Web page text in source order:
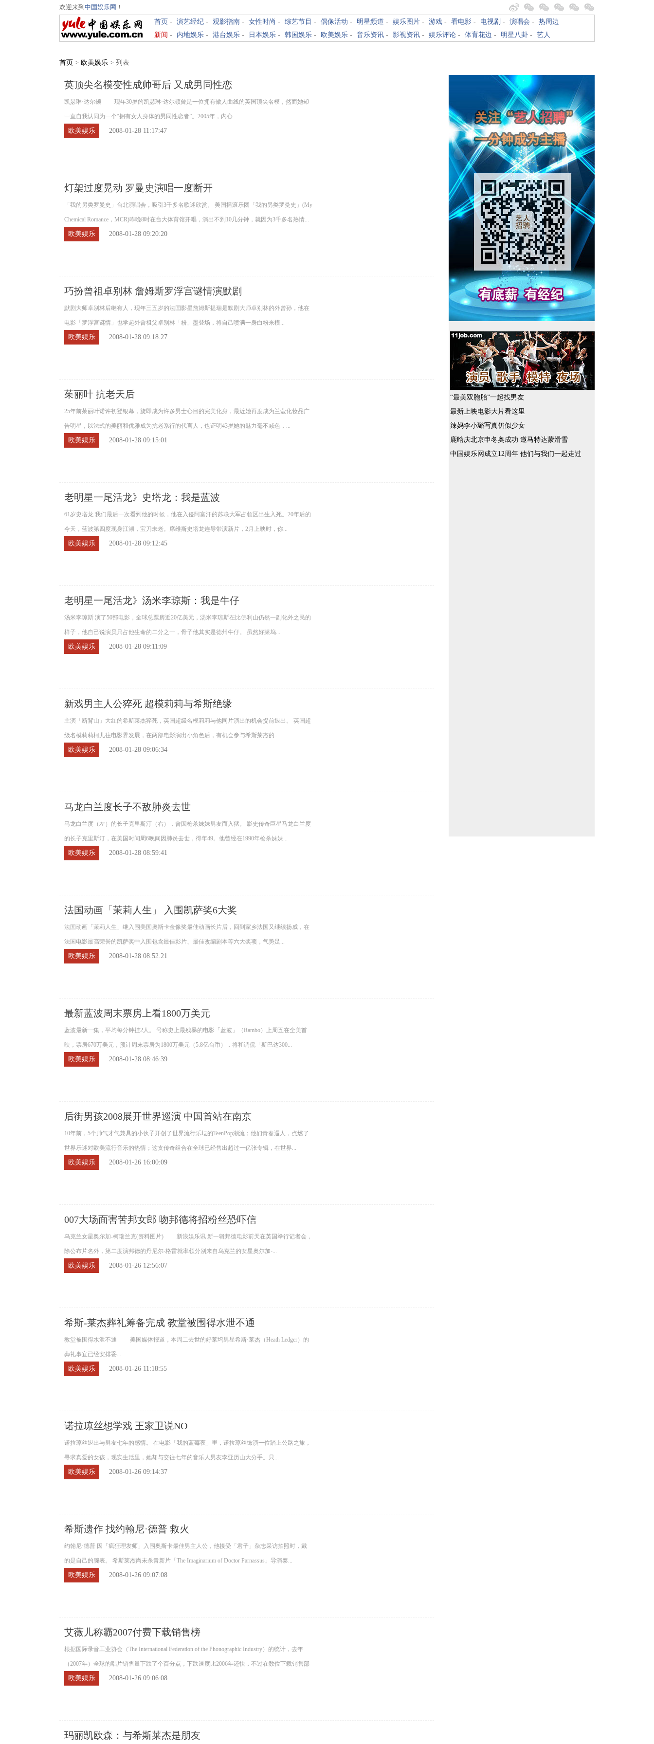
欢迎来到 中国娱乐网 ！
首页 - 演艺经纪 - 观影指南 - 女性时尚 - 综艺节目 - 偶像活动 - 明星频道 - 娱乐图片 - 游戏 - 看电影 - 电视剧 - 演唱会 - 热周边
新闻 - 内地娱乐 - 港台娱乐 - 日本娱乐 - 韩国娱乐 - 欧美娱乐 - 音乐资讯 - 影视资讯 - 娱乐评论 - 体育花边 - 明星八卦 - 艺人
首页 > 欧美娱乐 > 列表
英顶尖名模变性成帅哥后 又成男同性恋
凯瑟琳·达尔顿 现年30岁的凯瑟琳·达尔顿曾是一位拥有傲人曲线的英国顶尖名模，然而她却
一直自我认同为一个“拥有女人身体的男同性恋者”。2005年，内心...
欧美娱乐 2008-01-28 11:17:47
灯架过度晃动 罗曼史演唱一度断开
「我的另类罗曼史」台北演唱会，吸引3千多名歌迷欣赏。 美国摇滚乐团「我的另类罗曼史」(My
Chemical Romance，MCR)昨晚8时在台大体育馆开唱，演出不到10几分钟，就因为3千多名热情...
欧美娱乐 2008-01-28 09:20:20
巧扮曾祖卓别林 詹姆斯罗浮宫谜情演默剧
默剧大师卓别林后继有人，现年三五岁的法国影星詹姆斯提瑞是默剧大师卓别林的外曾孙，他在
电影「罗浮宫谜情」也学起外曾祖父卓别林「粉」墨登场，将自己喷满一身白粉来模...
欧美娱乐 2008-01-28 09:18:27
茱丽叶 抗老天后
25年前茱丽叶诺许初登银幕，旋即成为许多男士心目的完美化身，最近她再度成为兰蔻化妆品广
告明星，以法式的美丽和优雅成为抗老系行的代言人，也证明43岁她的魅力毫不减色，...
欧美娱乐 2008-01-28 09:15:01
老明星一尾活龙》史塔龙：我是蓝波
61岁史塔龙 我们最后一次看到他的时候，他在入侵阿富汗的苏联大军占领区出生入死。20年后的
今天，蓝波第四度现身江湖，宝刀未老。席维斯史塔龙连导带演新片，2月上映时，你...
欧美娱乐 2008-01-28 09:12:45
老明星一尾活龙》汤米李琼斯：我是牛仔
汤米李琼斯 演了50部电影，全球总票房近20亿美元，汤米李琼斯在比佛利山仍然一副化外之民的
样子，他自己说演员只占他生命的二分之一，骨子他其实是德州牛仔。 虽然好莱坞...
欧美娱乐 2008-01-28 09:11:09
新戏男主人公猝死 超模莉莉与希斯绝缘
主演「断背山」大红的希斯莱杰猝死，英国超级名模莉莉与他同片演出的机会提前退出。 英国超
级名模莉莉柯儿往电影界发展，在两部电影演出小角色后，有机会参与希斯莱杰的...
欧美娱乐 2008-01-28 09:06:34
马龙白兰度长子不敌肺炎去世
马龙白兰度（左）的长子克里斯汀（右），曾因枪杀妹妹男友而入狱。 影史传奇巨星马龙白兰度
的长子克里斯汀，在美国时间周6晚间因肺炎去世，得年49。他曾经在1990年枪杀妹妹...
欧美娱乐 2008-01-28 08:59:41
法国动画「茉莉人生」 入围凯萨奖6大奖
法国动画「茉莉人生」继入围美国奥斯卡金像奖最佳动画长片后，回到家乡法国又继续扬威，在
法国电影最高荣誉的凯萨奖中入围包含最佳影片、最佳改编剧本等六大奖项，气势足...
欧美娱乐 2008-01-28 08:52:21
最新蓝波周末票房上看1800万美元
蓝波最新一集，平均每分钟挂2人。 号称史上最残暴的电影「蓝波」（Rambo）上周五在全美首
映，票房670万美元，预计周末票房为1800万美元（5.8亿台币），将和调侃「斯巴达300...
欧美娱乐 2008-01-28 08:46:39
后街男孩2008展开世界巡演 中国首站在南京
10年前，5个帅气才气兼具的小伙子开创了世界流行乐坛的TeenPop潮流；他们青春逼人，点燃了
世界乐迷对欧美流行音乐的热情；这支传奇组合在全球已经售出超过一亿张专辑，在世界...
欧美娱乐 2008-01-26 16:00:09
007大场面害苦邦女郎 吻邦德将招粉丝恐吓信
乌克兰女星奥尔加-柯瑞兰克(资料图片) 新浪娱乐讯 新一辑邦德电影前天在英国举行记者会，
除公布片名外，第二度演邦德的丹尼尔-格雷就率领分别来自乌克兰的女星奥尔加-...
欧美娱乐 2008-01-26 12:56:07
希斯-莱杰葬礼筹备完成 教堂被围得水泄不通
教堂被围得水泄不通 美国媒体报道，本周二去世的好莱坞男星希斯·莱杰（Heath Ledger）的
葬礼事宜已经安排妥...
欧美娱乐 2008-01-26 11:18:55
诺拉琼丝想学戏 王家卫说NO
诺拉琼丝退出与男友七年的感情。 在电影「我的蓝莓夜」里，诺拉琼丝饰演一位踏上公路之旅，
寻求真爱的女孩，现实生活里，她却与交往七年的音乐人男友李亚历山大分手。只...
欧美娱乐 2008-01-26 09:14:37
希斯遗作 找约翰尼·德普 救火
约翰尼·德普 因「疯狂理发师」入围奥斯卡最佳男主人公，他接受「君子」杂志采访拍照时，戴
的是自己的腕表。 希斯莱杰尚未杀青新片「The Imaginarium of Doctor Parnassus」导演泰...
欧美娱乐 2008-01-26 09:07:08
艾薇儿称霸2007付费下载销售榜
根据国际录音工业协会（The International Federation of the Phonographic Industry）的统计，去年
（2007年）全球的唱片销售量下跌了个百分点，下跌速度比2006年还快，不过在数位下载销售部
分...
欧美娱乐 2008-01-26 09:06:08
玛丽凯欧森：与希斯莱杰是朋友